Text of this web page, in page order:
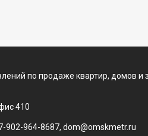
по продаже квартир, домов и
410
902-964-8687, dom@omskmetr.ru